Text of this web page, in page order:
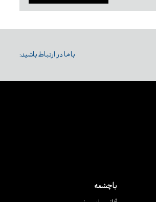
با ما در ارتباط باشید:
باچشمه